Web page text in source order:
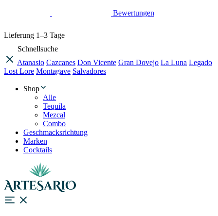
Bewertungen
Lieferung 1–3 Tage
Schnellsuche
Atanasio Cazcanes Don Vicente Gran Dovejo La Luna Legado
Lost Lore Montagave Salvadores
Shop
Alle
Tequila
Mezcal
Combo
Geschmacksrichtung
Marken
Cocktails